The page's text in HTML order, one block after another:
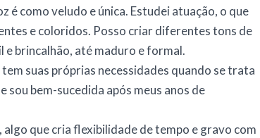
é como veludo e única. Estudei atuação, o que
e coloridos. Posso criar diferentes tons de
e brincalhão, até maduro e formal.
suas próprias necessidades quando se trata
sou bem-sucedida após meus anos de
algo que cria flexibilidade de tempo e gravo com